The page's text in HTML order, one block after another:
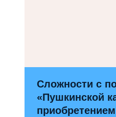
Сложности с
«Пушкинской